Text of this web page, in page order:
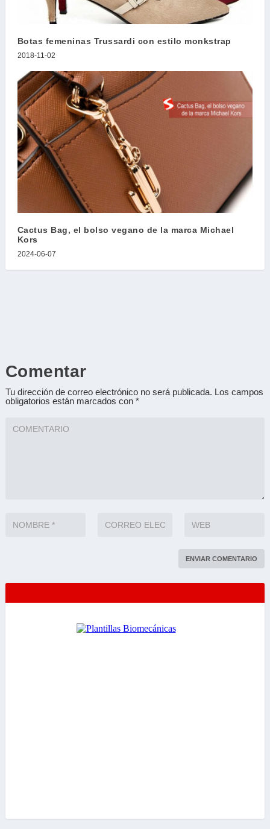
Botas femeninas Trussardi con estilo monkstrap
2018-11-02
Cactus Bag, el bolso vegano de la marca Michael
Kors
2024-06-07
Comentar
Tu dirección de correo electrónico no será publicada. Los campos
obligatorios están marcados con *